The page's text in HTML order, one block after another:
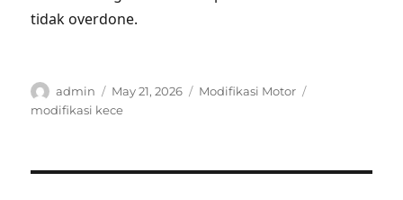
tidak overdone.
Author
admin
Posted
on
May 21, 2026 Categories
Modifikasi Motor
modifikasi kece